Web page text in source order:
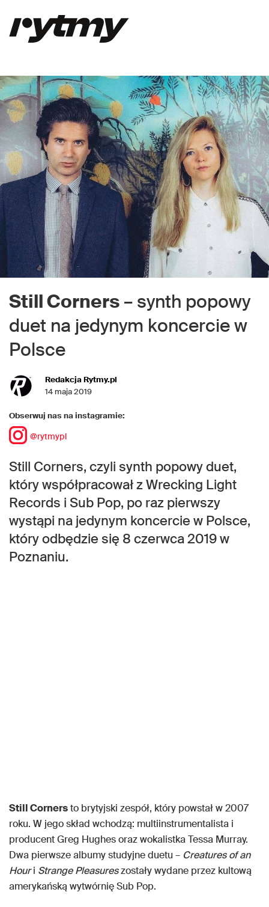
Still Corners – synth popowy
duet na jedynym koncercie w
Polsce
Redakcja Rytmy.pl
14 maja 2019
Obserwuj nas na instagramie:
@rytmypl
Still Corners, czyli synth popowy duet,
który współpracował z Wrecking Light
Records i Sub Pop, po raz pierwszy
wystąpi na jedynym koncercie w Polsce,
który odbędzie się 8 czerwca 2019 w
Poznaniu.
Still Cornersto brytyjski zespół, który powstał w 2007
roku. W jego skład wchodzą: multiinstrumentalista i
producent Greg Hughes oraz wokalistka Tessa Murray.
Dwa pierwsze albumy studyjne duetu – Creatures of an
Houri Strange Pleasureszostały wydane przez kultową
amerykańską wytwórnię Sub Pop.